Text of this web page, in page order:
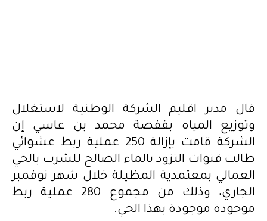
قال مدير اقليم الشركة الوطنية لاستغلال
وتوزيع المياه بقفصة محمد بن عاسي إن
الشركة قامت بإزالة 250 عملية ربط عشوائي
طالت قنوات التزود بالماء الصالح للشرب بالحي
العمالي بمعتمدية المظيلة خلال شهر نوفمبر
الجاري، وذلك من مجموع 280 عملية ربط
موجودة موجودة بهذا الحي.